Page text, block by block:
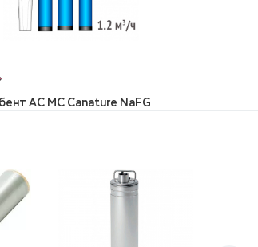
АС МС Canature NaFG